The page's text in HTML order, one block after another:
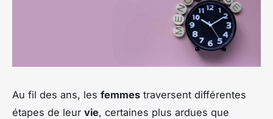
Au fil des ans, les femmes traversent différentes
étapes de leur vie, certaines plus ardues que